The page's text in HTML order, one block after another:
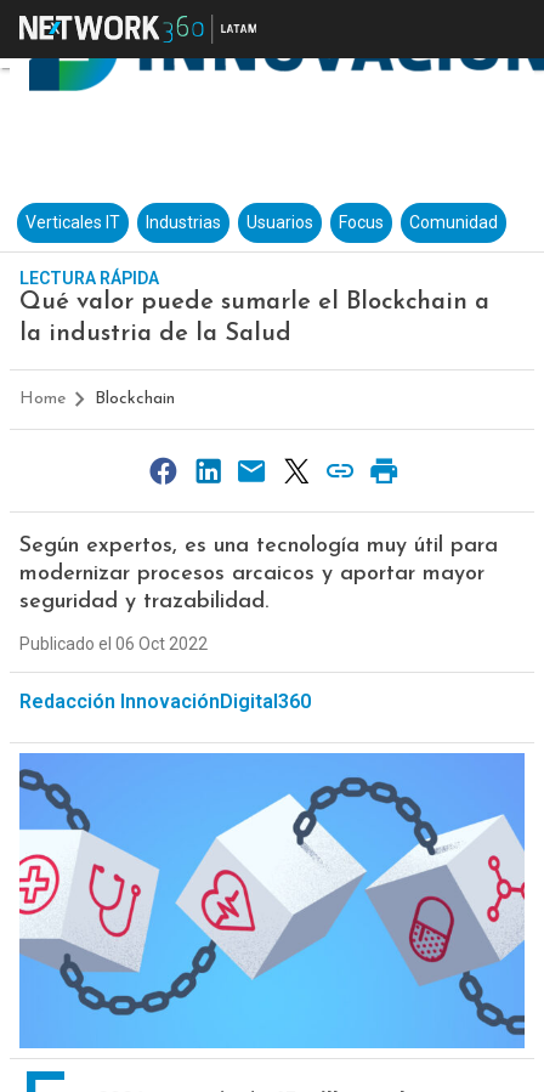
Verticales IT Industrias Usuarios Focus Comunidad
LECTURA RÁPIDA
Qué valor puede sumarle el Blockchain a
la industria de la Salud
Home Blockchain
Según expertos, es una tecnología muy útil para
modernizar procesos arcaicos y aportar mayor
seguridad y trazabilidad.
Publicado el 06 Oct 2022
Redacción InnovaciónDigital360